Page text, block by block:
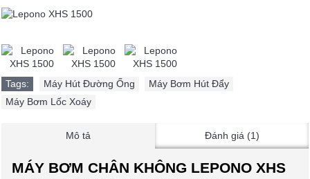
Tags: Máy Hút Đường Ống Máy Bơm Hút Đẩy
Máy Bơm Lốc Xoáy
Mô tả Đánh giá (1)
MÁY BƠM CHÂN KHÔNG LEPONO XHS